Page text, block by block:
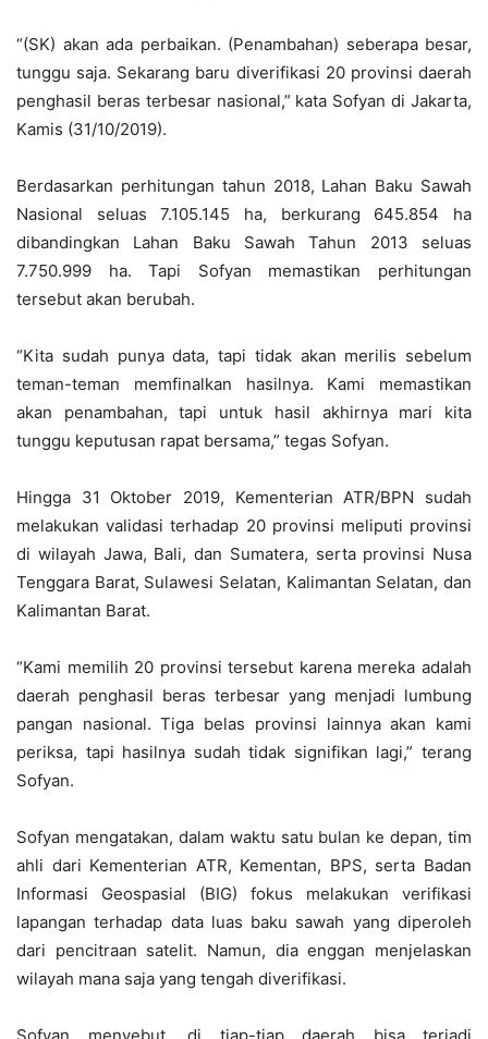
“(SK) akan ada perbaikan. (Penambahan) seberapa besar,
tunggu saja. Sekarang baru diverifikasi 20 provinsi daerah
penghasil beras terbesar nasional,” kata Sofyan di Jakarta,
Kamis (31/10/2019).
Berdasarkan perhitungan tahun 2018, Lahan Baku Sawah
Nasional seluas 7.105.145 ha, berkurang 645.854 ha
dibandingkan Lahan Baku Sawah Tahun 2013 seluas
7.750.999 ha. Tapi Sofyan memastikan perhitungan
tersebut akan berubah.
“Kita sudah punya data, tapi tidak akan merilis sebelum
teman-teman memfinalkan hasilnya. Kami memastikan
akan penambahan, tapi untuk hasil akhirnya mari kita
tunggu keputusan rapat bersama,” tegas Sofyan.
Hingga 31 Oktober 2019, Kementerian ATR/BPN sudah
melakukan validasi terhadap 20 provinsi meliputi provinsi
di wilayah Jawa, Bali, dan Sumatera, serta provinsi Nusa
Tenggara Barat, Sulawesi Selatan, Kalimantan Selatan, dan
Kalimantan Barat.
“Kami memilih 20 provinsi tersebut karena mereka adalah
daerah penghasil beras terbesar yang menjadi lumbung
pangan nasional. Tiga belas provinsi lainnya akan kami
periksa, tapi hasilnya sudah tidak signifikan lagi,” terang
Sofyan.
Sofyan mengatakan, dalam waktu satu bulan ke depan, tim
ahli dari Kementerian ATR, Kementan, BPS, serta Badan
Informasi Geospasial (BIG) fokus melakukan verifikasi
lapangan terhadap data luas baku sawah yang diperoleh
dari pencitraan satelit. Namun, dia enggan menjelaskan
wilayah mana saja yang tengah diverifikasi.